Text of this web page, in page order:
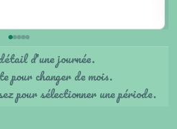
d'une journée.
pour changer de mois.
pour sélectionner une période.